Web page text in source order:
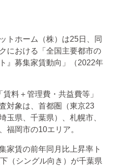
トホーム（株）は25日、同
における「全国主要都市の
』募集家賃動向」（2022年
料＋管理費・共益費等」
対象は、首都圏（東京23
玉県、千葉県）、札幌市、
福岡市の10エリア。
家賃の前年同月比上昇率ト
（シングル向き）が千葉県